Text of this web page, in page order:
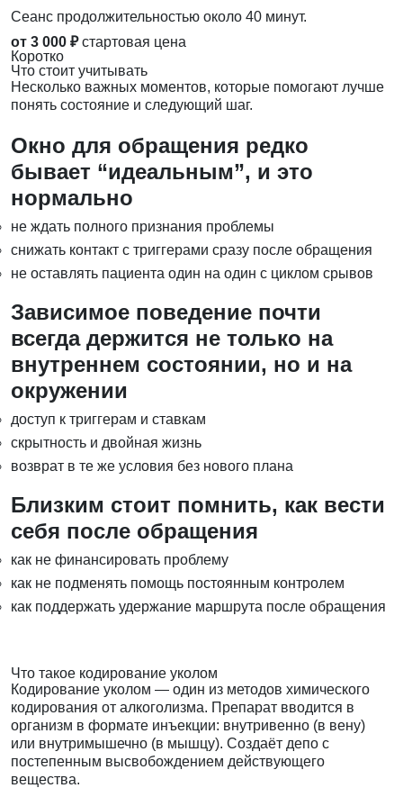
Сеанс продолжительностью около 40 минут.
от 3 000 ₽ стартовая цена
Коротко
Что стоит учитывать
Несколько важных моментов, которые помогают лучше
понять состояние и следующий шаг.
Окно для обращения редко
бывает “идеальным”, и это
нормально
не ждать полного признания проблемы
снижать контакт с триггерами сразу после обращения
не оставлять пациента один на один с циклом срывов
Зависимое поведение почти
всегда держится не только на
внутреннем состоянии, но и на
окружении
доступ к триггерам и ставкам
скрытность и двойная жизнь
возврат в те же условия без нового плана
Близким стоит помнить, как вести
себя после обращения
как не финансировать проблему
как не подменять помощь постоянным контролем
как поддержать удержание маршрута после обращения
Что такое кодирование уколом
Кодирование уколом — один из методов химического
кодирования от алкоголизма. Препарат вводится в
организм в формате инъекции: внутривенно (в вену)
или внутримышечно (в мышцу). Создаёт депо с
постепенным высвобождением действующего
вещества.